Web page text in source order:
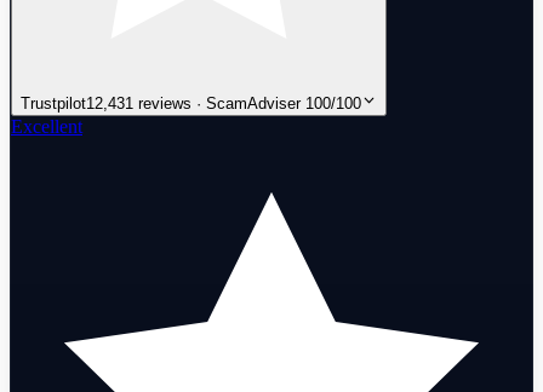
Trustpilot12,431 reviews · ScamAdviser 100/100
Excellent